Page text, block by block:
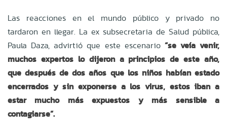
Las reacciones en el mundo público y privado no
tardaron en llegar. La ex subsecretaria de Salud pública,
Paula Daza, advirtió que este escenario “se veía venir,
muchos expertos lo dijeron a principios de este año,
que después de dos años que los niños habían estado
encerrados y sin exponerse a los virus, estos iban a
estar mucho más expuestos y más sensible a
contagiarse”.